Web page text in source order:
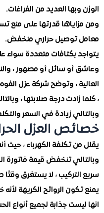
العديد من الفراغات.
قدرتها على منع تسرب
توصيل حراري منخفض.
بكثافات متعددة سواء على شكل
سائل أو مصهور ، والنوع
، وتوضح شركة عزل الفوم
درجة صلابتها ، وبالتالي
زيادة في السعر والتكلفة.
العزل الحراري
تكلفة الكهرباء ، حيث أنه
تنخفض قيمة فاتورة الكهرباء
، لا يستغرق وقتًا طويلاً
الروائح الكريهة لأنه خالٍ من
جذابة لجميع أنواع الحشرات